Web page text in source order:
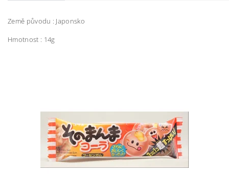
Země původu : Japonsko
Hmotnost : 14g